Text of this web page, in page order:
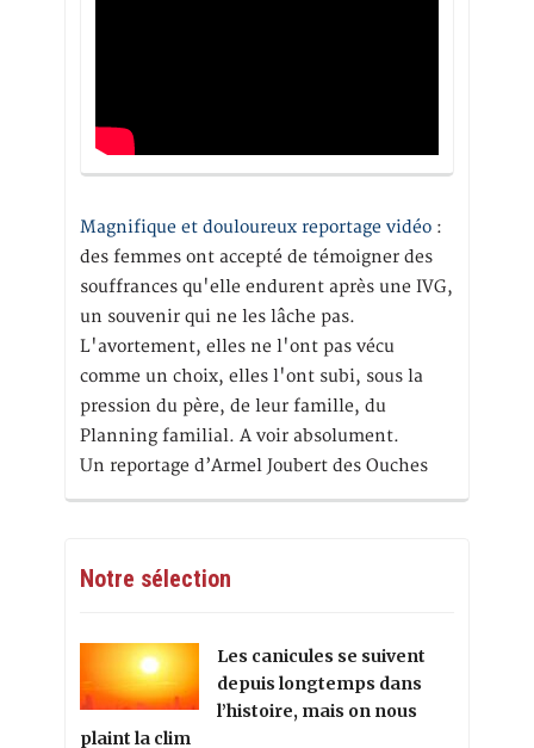
Magnifique et douloureux reportage vidéo :
des femmes ont accepté de témoigner des
souffrances qu'elle endurent après une IVG,
un souvenir qui ne les lâche pas.
L'avortement, elles ne l'ont pas vécu
comme un choix, elles l'ont subi, sous la
pression du père, de leur famille, du
Planning familial. A voir absolument.
Un reportage d’Armel Joubert des Ouches
Notre sélection
Les canicules se suivent
depuis longtemps dans
l’histoire, mais on nous
plaint la clim